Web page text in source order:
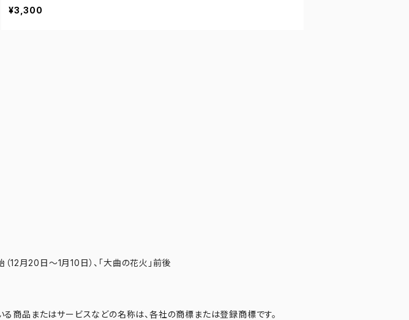
¥3,300
12月20日～1月10日）、「大曲の花火」前後
商品またはサービスなどの名称は、各社の商標または登録商標です。